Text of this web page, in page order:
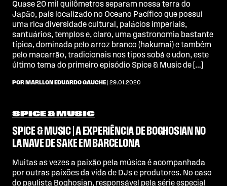
Quase 20 mil quilômetros separam nossa terra do
Japão, país localizado no Oceano Pacífico que possui
uma rica diversidade cultural, palácios imperiais,
santuários, templos e, claro, uma gastronomia bastante
típica, dominada pelo arroz branco (hakumai) e também
pelo macarrão, tradicionais nos tipos sobá e udon, este
último tema do primeiro episódio Spice & Music de […]
POR MARLLON EDUARDO GAUCHE | 29.01.2020
SPICE & MUSIC
SPICE & MUSIC | A EXPERIÊNCIA DE BOGHOSIAN NO
LA NAVE DE SAKE EM BARCELONA
Muitas as vezes a paixão pela música é acompanhada
por outras paixões da vida de DJs e produtores. No caso
do paulista Boghosian, responsável pela série especial